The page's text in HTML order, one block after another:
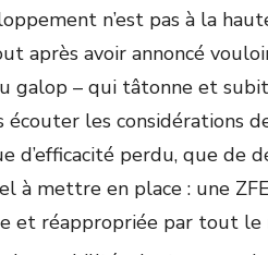
n’est pas à la
après avoir annoncé
galop – qui tâtonne et
les considérations
d’efficacité perdu, que de
à mettre en place : une
et réappropriée par tout le